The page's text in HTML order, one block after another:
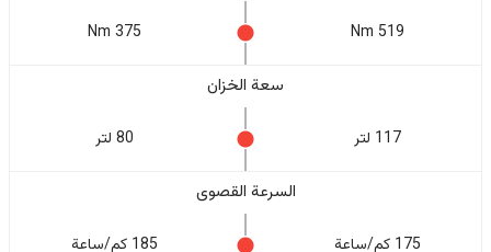
519 Nm
375 Nm
سعة الخزان
117 لتر 80 لتر
السرعة القصوى
175 كم/ساعة 185 كم/ساعة